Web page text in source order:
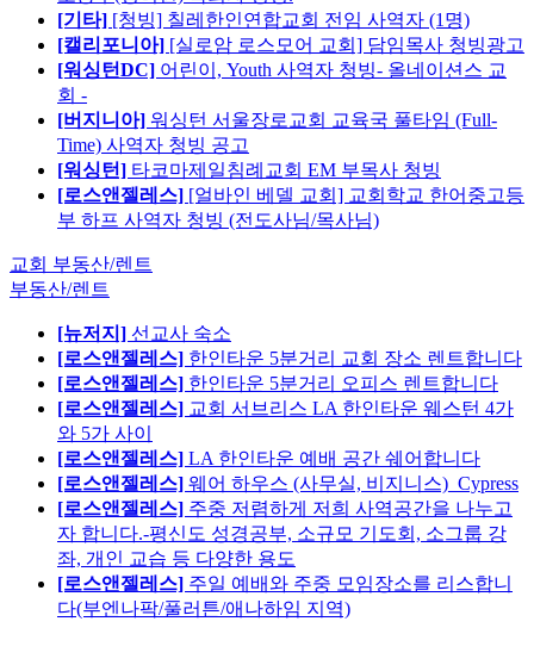
[기타] [청빙] 칠레한인연합교회 전임 사역자 (1명)
[캘리포니아] [실로암 로스모어 교회] 담임목사 청빙광고
[워싱턴DC] 어린이, Youth 사역자 청빙- 올네이션스 교
회 -
[버지니아] 워싱턴 서울장로교회 교육국 풀타임 (Full-
Time) 사역자 청빙 공고
[워싱턴] 타코마제일침례교회 EM 부목사 청빙
[로스앤젤레스] [얼바인 베델 교회] 교회학교 한어중고등
부 하프 사역자 청빙 (전도사님/목사님)
교회 부동산/렌트
부동산/렌트
[뉴저지] 선교사 숙소
[로스앤젤레스] 한인타운 5분거리 교회 장소 렌트합니다
[로스앤젤레스] 한인타운 5분거리 오피스 렌트합니다
[로스앤젤레스] 교회 서브리스 LA 한인타운 웨스턴 4가
와 5가 사이
[로스앤젤레스] LA 한인타운 예배 공간 쉐어합니다
[로스앤젤레스] 웨어 하우스 (사무실, 비지니스)_Cypress
[로스앤젤레스] 주중 저렴하게 저희 사역공간을 나누고
자 합니다.-평신도 성경공부, 소규모 기도회, 소그룹 강
좌, 개인 교습 등 다양한 용도
[로스앤젤레스] 주일 예배와 주중 모임장소를 리스합니
다(부엔나팍/풀러튼/애나하임 지역)